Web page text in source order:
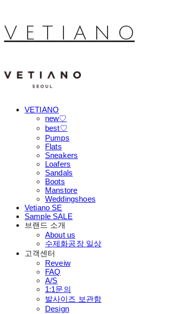
V E T I A N O
VETIANO
new♡
best♡
Pumps
Flats
Sneakers
Loafers
Sandals
Boots
Manstore
Weddingshoes
Vetiano SE
Sample SALE
브랜드 소개
About us
수제화공장 일상
고객센터
Reveiw
FAQ
A/S
1:1문의
발사이즈 보관함
Design